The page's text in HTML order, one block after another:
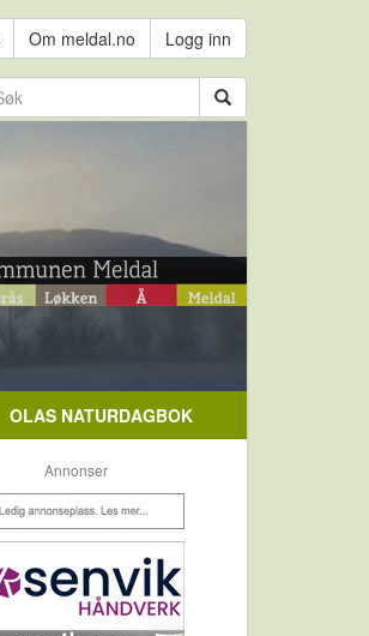
Om meldal.no Logg inn
OLAS NATURDAGBOK
Annonser